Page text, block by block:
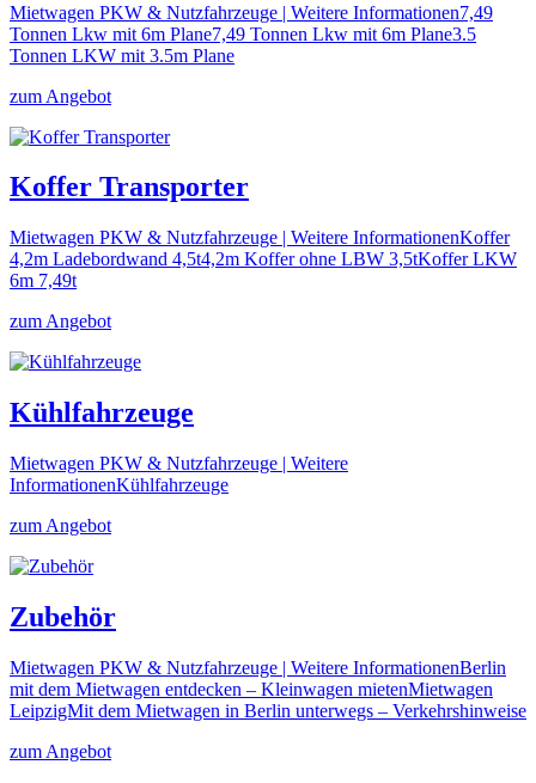
Mietwagen PKW & Nutzfahrzeuge | Weitere Informationen7,49
Tonnen Lkw mit 6m Plane7,49 Tonnen Lkw mit 6m Plane3.5
Tonnen LKW mit 3.5m Plane
zum Angebot
Koffer Transporter
Mietwagen PKW & Nutzfahrzeuge | Weitere InformationenKoffer
4,2m Ladebordwand 4,5t4,2m Koffer ohne LBW 3,5tKoffer LKW
6m 7,49t
zum Angebot
Kühlfahrzeuge
Mietwagen PKW & Nutzfahrzeuge | Weitere
InformationenKühlfahrzeuge
zum Angebot
Zubehör
Mietwagen PKW & Nutzfahrzeuge | Weitere InformationenBerlin
mit dem Mietwagen entdecken – Kleinwagen mietenMietwagen
LeipzigMit dem Mietwagen in Berlin unterwegs – Verkehrshinweise
zum Angebot